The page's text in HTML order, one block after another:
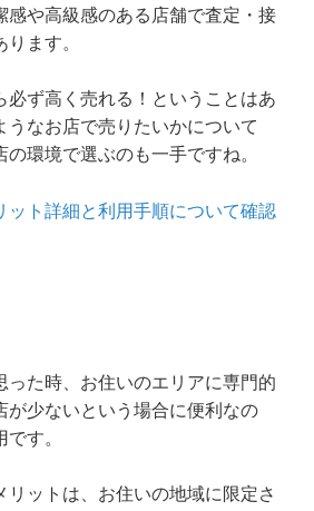
感や高級感のある店舗で査定・接
ます。
必ず高く売れる！ということはあ
うなお店で売りたいかについて
環境で選ぶのも一手ですね。
ット詳細と利用手順について確認
った時、お住いのエリアに専門的
が少ないという場合に便利なの
す。
リットは、お住いの地域に限定さ